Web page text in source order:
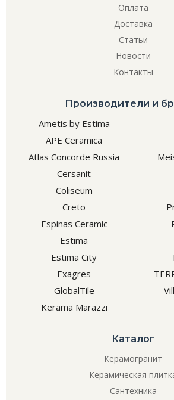
Оплата
Доставка
Статьи
Новости
Контакты
Производители и
Ametis by Estima
APE Ceramica
Atlas Concorde Russia
Cersanit
Coliseum
Creto
Espinas Ceramic
Estima
Estima City
Exagres
GlobalTile
Kerama Marazzi
Каталог
Керамогранит
Керамическая
Сантехника